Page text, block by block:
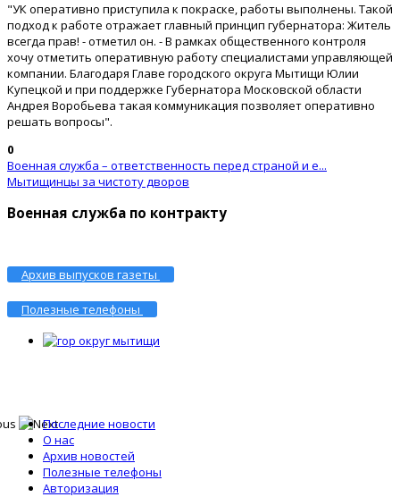
"УК оперативно приступила к покраске, работы выполнены. Такой
подход к работе отражает главный принцип губернатора: Житель
всегда прав! - отметил он. - В рамках общественного контроля
хочу отметить оперативную работу специалистами управляющей
компании. Благодаря Главе городского округа Мытищи Юлии
Купецкой и при поддержке Губернатора Московской области
Андрея Воробьева такая коммуникация позволяет оперативно
решать вопросы".
0
Военная служба – ответственность перед страной и е...
Мытищинцы за чистоту дворов
Военная служба по контракту
Архив выпусков газеты
Полезные телефоны
Последние новости
О нас
Архив новостей
Полезные телефоны
Авторизация